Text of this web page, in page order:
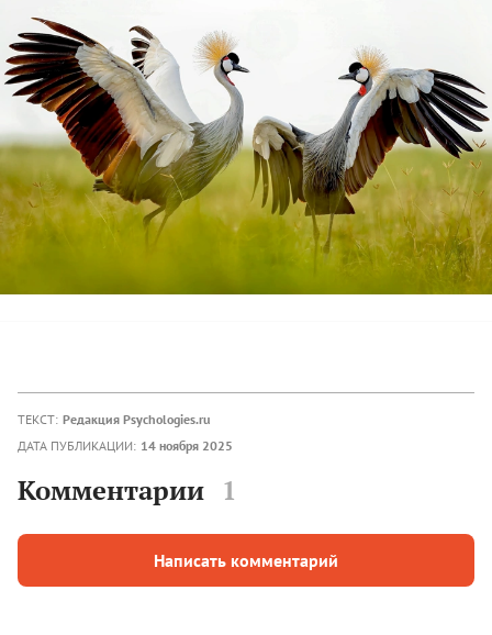
ТЕКСТ: Редакция Psychologies.ru
ДАТА ПУБЛИКАЦИИ: 14 ноября 2025
Комментарии 1
Написать комментарий